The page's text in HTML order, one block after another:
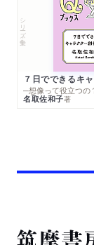
シリーズ・全集
─想像って役立つの
名取佐和子著